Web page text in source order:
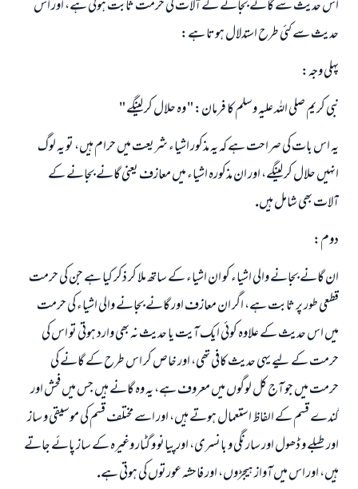
اس حديث سے گانے بجانے كے آلات كى حرمت ثابت ہوتى ہے، اور اس
حديث سے كئى طرح استدلال ہوتا ہے:
پہلى وجہ:
نبى كريم صلى اللہ عليہ وسلم كا فرمان: " وہ حلال كر لينگے "
يہ اس بات كى صراحت ہے كہ يہ مذكور اشياء شريعت ميں حرام ہيں، تو يہ لوگ
انہيں حلال كر لينگے، اور ان مذكورہ اشياء ميں معازف يعنى گانے بجانے كے
آلات بھى شامل ہيں.
دوم:
ان گانے بجانے والى اشياء كو ان اشياء كے ساتھ ملا كر ذكر كيا ہے جن كى حرمت
قطعى طور پر ثابت ہے، اگر ان معازف اور گانے بجانے والى اشياء كى حرمت
ميں اس حديث كے علاوہ كوئى ايك آيت يا حديث نہ بھى وارد ہوتى تو اس كى
حرمت كے ليے يہى حديث كافى تھى، اور خاص كر اس طرح كے گانے كى
حرمت ميں جو آج كل لوگوں ميں معروف ہے، يہ وہ گانے ہيں جس ميں فحش اور
گندے قسم كے الفاظ استعمال ہوتے ہيں، اور اسے مختلف قسم كى موسيقى و ساز
اور طبلے و ڈھول اور سارنگى و بانسرى، اور پيانو و گٹار وغيرہ كے ساز پائے جاتے
ہيں، اور اس ميں آواز ہيجڑوں، اور فاحشہ عورتوں كى ہوتى ہے.
امت مسلمہ کے واسطے جوابات پیش کرنے کے لیے ہماری مدد کریں
نیکی کی رہنمائی کرنے والے کو بھی نیکی کرنے والے کے برابر اجر ملتا ہے۔
(مسلم : 1893)